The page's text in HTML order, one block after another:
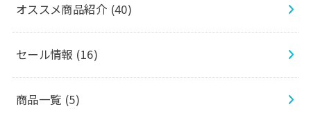
オススメ商品紹介 (40)
セール情報 (16)
商品一覧 (5)